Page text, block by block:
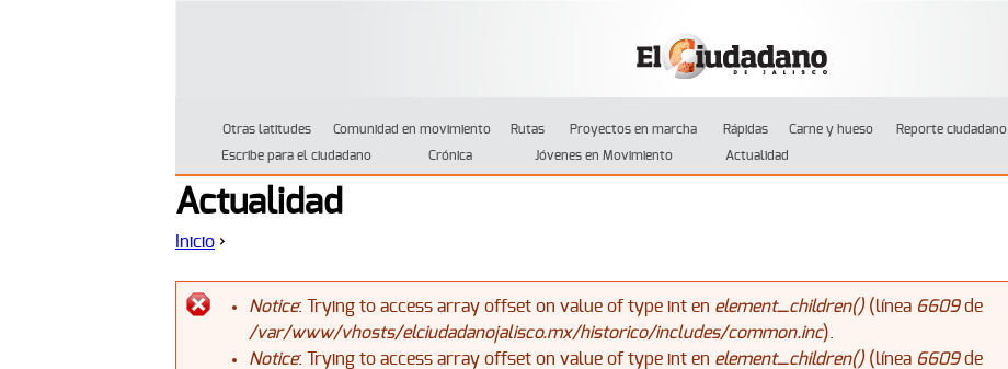
Otras latitudes Comunidad en movimiento Rutas Proyectos en marcha Rápidas Carne y hueso Reporte ciudadano
Escribe para el ciudadano
Crónica Jóvenes en Movimiento Actualidad
Actualidad
Se encuentra usted aquí
Inicio ›
Mensaje de error
Notice: Trying to access array offset on value of type int en element_children()(línea 6609de
/var/www/vhosts/elciudadanojalisco.mx/historico/includes/common.inc).
Notice: Trying to access array offset on value of type int en element_children()(línea 6609de